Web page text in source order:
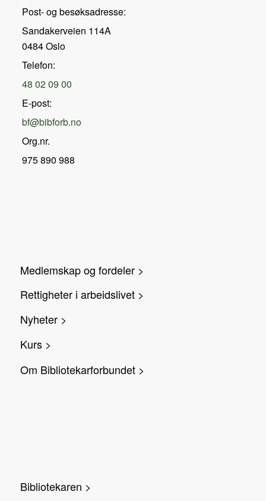
Post- og besøksadresse:
Sandakerveien 114A
0484 Oslo
Telefon:
48 02 09 00
E-post:
bf@bibforb.no
Org.nr.
975 890 988
Medlemskap og fordeler >
Rettigheter i arbeidslivet >
Nyheter >
Kurs >
Om Bibliotekarforbundet >
Bibliotekaren >